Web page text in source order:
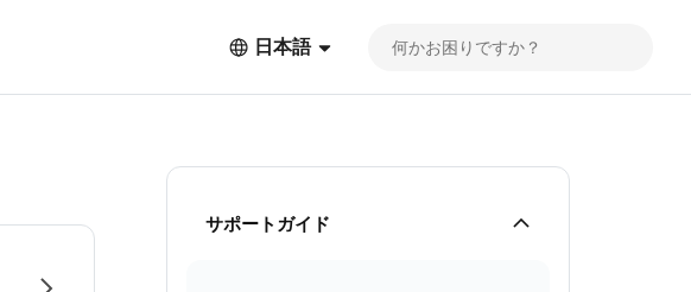
日本語
サポートガイド